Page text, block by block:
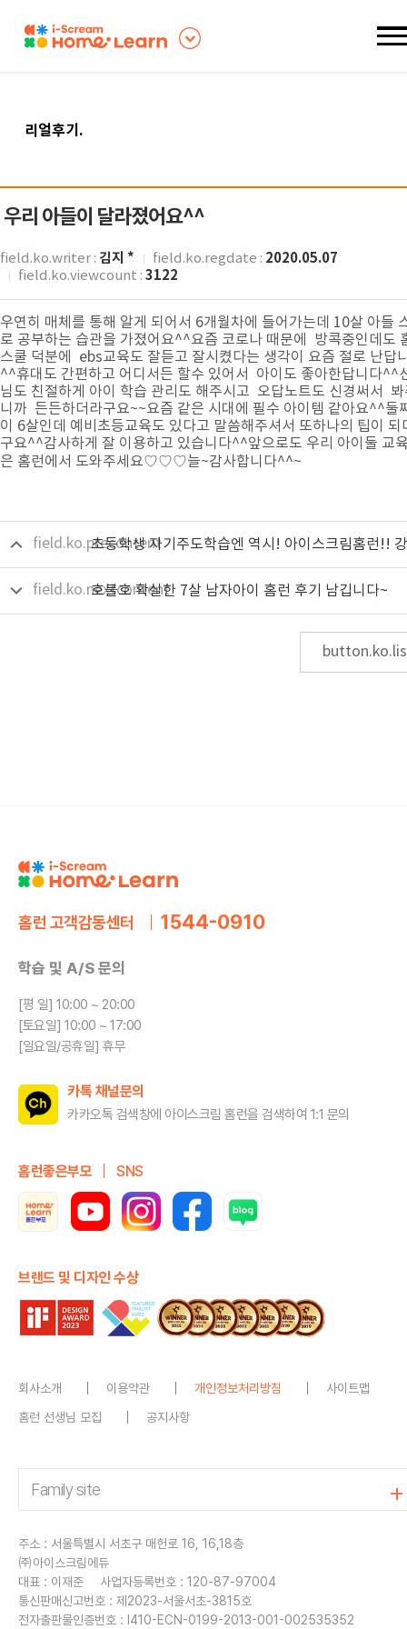
리얼후기 .
우리 아들이 달라졌어요^^
field.ko.writer : 김지 * field.ko.regdate : 2020.05.07
field.ko.viewcount : 3122
우연히 매체를 통해 알게 되어서 6개월차에 들어가는데 10살 아들
로 공부하는 습관을 가졌어요^^요즘 코로나 때문에 방콕중인데도
스쿨 덕분에 ebs교육도 잘듣고 잘시켰다는 생각이 요즘 절로 난답
^^휴대도 간편하고 어디서든 할수 있어서 아이도 좋아한답니다^^
님도 친절하게 아이 학습 관리도 해주시고 오답노트도 신경써서 봐
니까 든든하더라구요~~요즘 같은 시대에 필수 아이템 같아요^^둘
이 6살인데 예비초등교육도 있다고 말씀해주셔서 또하나의 팁이 되
구요^^감사하게 잘 이용하고 있습니다^^앞으로도 우리 아이둘 교
은 홈런에서 도와주세요♡♡♡늘~감사합니다^^~
field.ko.precontent
field.ko.nextcontent
호불호 확실한 7살 남자아이 홈런 후기 남깁니다~
홈런 고객감동센터
학습 및 A/S 문의
[평 일] 10:00 ~ 20:00
[토요일] 10:00 ~ 17:00
[일요일/공휴일] 휴무
1544-0910
카톡 채널문의
카카오톡 검색창에 아이스크림 홈런을 검색하여 1:1 문의
홈런좋은부모 SNS
브랜드 및 디자인 수상
회사소개 이용약관 개인정보처리방침
사이트맵
홈런 선생님 모집
공지사항
주소 : 서울특별시 서초구 매헌로 16, 16,18층
㈜아이스크림에듀
대표 : 이재준
사업자등록번호 : 120-87-97004
통신판매신고번호 : 제2023-서울서초-3815호
전자출판물인증번호 : I410-ECN-0199-2013-001-002535352